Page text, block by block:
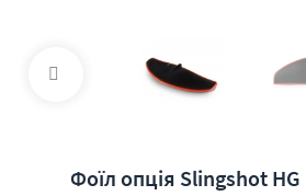
Фоїл опція Slingshot